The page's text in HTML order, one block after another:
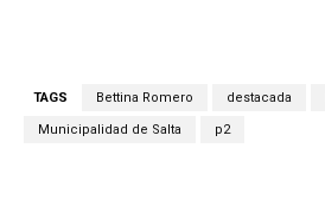
TAGS Bettina Romero destacada
Municipalidad de Salta p2